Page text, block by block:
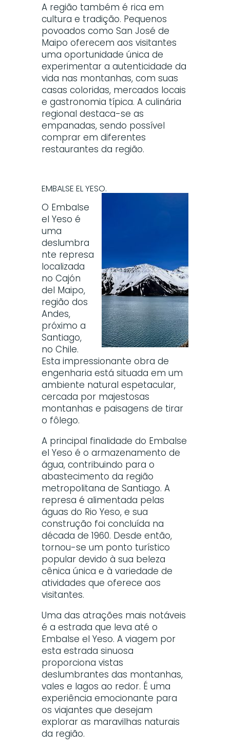
A região também é rica em
cultura e tradição. Pequenos
povoados como San José de
Maipo oferecem aos visitantes
uma oportunidade única de
experimentar a autenticidade da
vida nas montanhas, com suas
casas coloridas, mercados locais
e gastronomia típica. A culinária
regional destaca-se as
empanadas, sendo possível
comprar em diferentes
restaurantes da região.
EMBALSE EL YESO.
O Embalse
el Yeso é
uma
deslumbra
nte represa
localizada
no Cajón
del Maipo,
região dos
Andes,
próximo a
Santiago,
no Chile.
Esta impressionante obra de
engenharia está situada em um
ambiente natural espetacular,
cercada por majestosas
montanhas e paisagens de tirar
o fôlego.
A principal finalidade do Embalse
el Yeso é o armazenamento de
água, contribuindo para o
abastecimento da região
metropolitana de Santiago. A
represa é alimentada pelas
águas do Rio Yeso, e sua
construção foi concluída na
década de 1960. Desde então,
tornou-se um ponto turístico
popular devido à sua beleza
cênica única e à variedade de
atividades que oferece aos
visitantes.
Uma das atrações mais notáveis
é a estrada que leva até o
Embalse el Yeso. A viagem por
esta estrada sinuosa
proporciona vistas
deslumbrantes das montanhas,
vales e lagos ao redor. É uma
experiência emocionante para
os viajantes que desejam
explorar as maravilhas naturais
da região.